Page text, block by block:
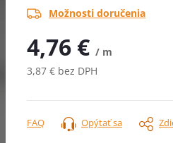
Možnosti doručenia
4,76 € / m
3,87 € bez DPH
cena:
Opýtať sa
FAQ